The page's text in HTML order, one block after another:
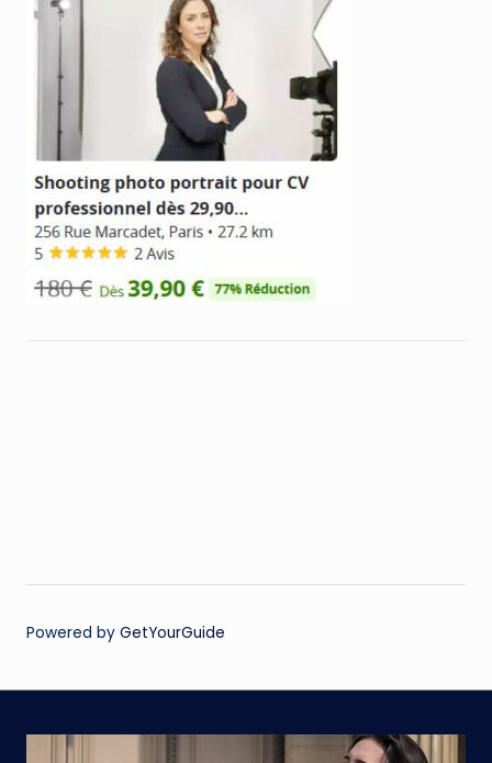
Powered by GetYourGuide